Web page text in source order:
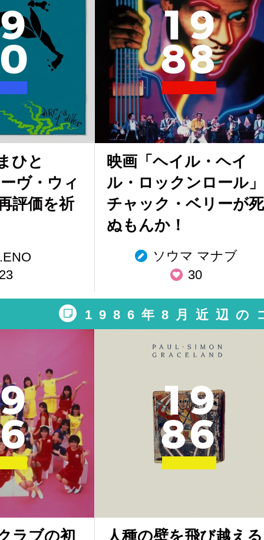
9
ひと
ヴ・ウィ
評価を祈
19
88
映画「ヘイル・ヘイ
ル・ロックンロール」
チャック・ベリーが死
ぬもんか！
ソウマ マナブ
30
1986年8月近辺の
9
6
ラブの初
19
86
人種の壁を飛び越える